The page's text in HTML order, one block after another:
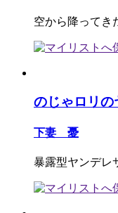
空から降ってき
のじゃロリ
下妻 憂
暴露型ヤンデレ